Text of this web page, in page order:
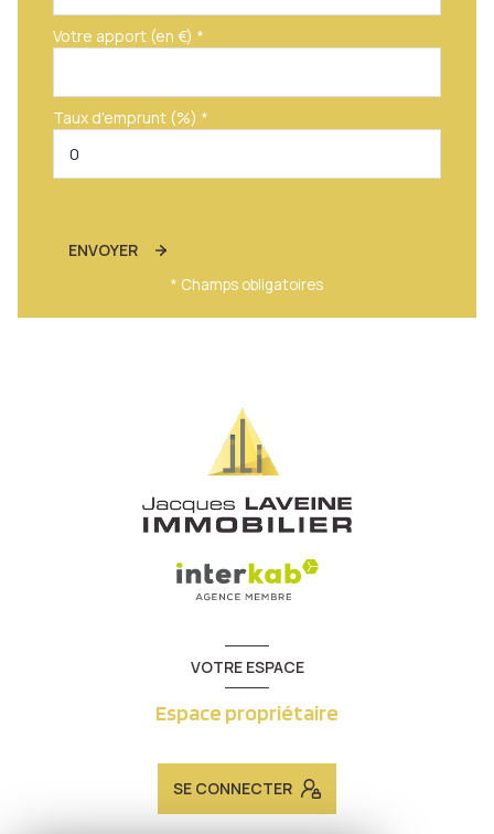
Votre apport (en €) *
Taux d'emprunt (%) *
ENVOYER
* Champs obligatoires
VOTRE ESPACE
Espace propriétaire
SE CONNECTER